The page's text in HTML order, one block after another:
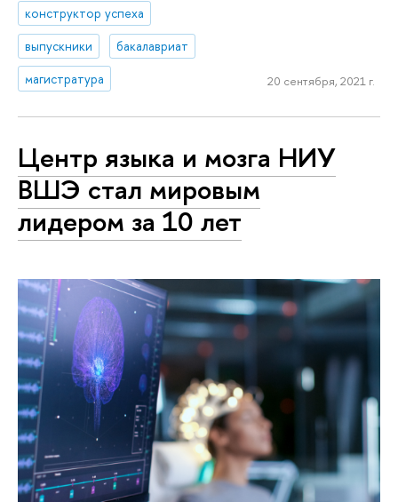
конструктор успеха
выпускники
бакалавриат
магистратура
20 сентября, 2021 г.
Центр языка и мозга НИУ
ВШЭ стал мировым
лидером за 10 лет